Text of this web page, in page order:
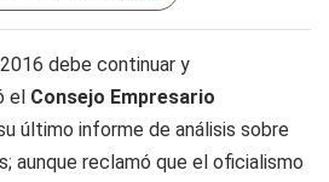
debe continuar y
el Consejo Empresario
último informe de análisis sobre
aunque reclamó que el oficialismo